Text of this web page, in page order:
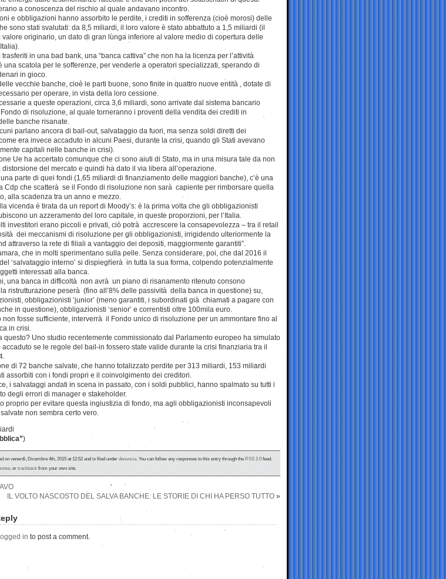
a conoscenza del rischio al quale andavano incontro.
e obbligazioni hanno assorbito le perdite, i crediti in sofferenza (cioè morosi) delle
sono stati svalutati: da 8,5 miliardi, il loro valore è stato abbattuto a 1,5 miliardi (il
valore originario, un dato di gran lunga inferiore al valore medio di copertura delle
in una bad bank, una “banca cattiva” che non ha la licenza per l’attività
una scatola per le sofferenze, per venderle a operatori specializzati, sperando di
in gioco.
vecchie banche, cioè le parti buone, sono finite in quattro nuove entità , dotate di
per operare, in vista della loro cessione.
a queste operazioni, circa 3,6 miliardi, sono arrivate dal sistema bancario
di risoluzione, al quale torneranno i proventi della vendita dei crediti in
banche risanate.
parlano ancora di bail-out, salvataggio da fuori, ma senza soldi diretti dei
era invece accaduto in alcuni Paesi, durante la crisi, quando gli Stati avevano
capitali nelle banche in crisi).
Ue ha accertato comunque che ci sono aiuti di Stato, ma in una misura tale da non
del mercato e quindi ha dato il via libera all’operazione.
parte di quei fondi (1,65 miliardi di finanziamento delle maggiori banche), c’è una
Cdp che scatterà se il Fondo di risoluzione non sarà capiente per rimborsare quella
alla scadenza tra un anno e mezzo.
vicenda è tirata da un report di Moody’s: è la prima volta che gli obbligazionisti
un azzeramento del loro capitale, in queste proporzioni, per l’Italia.
investitori erano piccoli e privati, ciò potrà accrescere la consapevolezza – tra il retail
dei meccanismi di risoluzione per gli obbligazionisti, irrigidendo ulteriormente la
attraverso la rete di filiali a vantaggio dei depositi, maggiormente garantiti”.
che in molti sperimentano sulla pelle. Senza considerare, poi, che dal 2016 il
‘salvataggio interno’ si dispiegherà in tutta la sua forma, colpendo potenzialmente
interessati alla banca.
una banca in difficoltà non avrà un piano di risanamento ritenuto consono
la ristrutturazione peserà (fino all’8% delle passività della banca in questione) su,
obbligazionisti ‘junior’ (meno garantiti, i subordinati già chiamati a pagare con
in questione), obbligazionisti ‘senior’ e correntisti oltre 100mila euro.
non fosse sufficiente, interverrà il Fondo unico di risoluzione per un ammontare fino al
in crisi.
questo? Uno studio recentemente commissionato dal Parlamento europeo ha simulato
se le regole del bail-in fossero state valide durante la crisi finanziaria tra il
di 72 banche salvate, che hanno totalizzato perdite per 313 miliardi, 153 miliardi
assorbiti con i fondi propri e il coinvolgimento dei creditori.
i salvataggi andati in scena in passato, con i soldi pubblici, hanno spalmato su tutti i
degli errori di manager e stakeholder.
proprio per evitare questa ingiustizia di fondo, ma agli obbligazionisti inconsapevoli
non sembra certo vero.
)
on venerdì, Dicembre 4th, 2015 at 12:52 and is filed underdenuncia. You can follow any responses to this entry through theRSS 2.0feed.
, ortrackbackfrom your own site.
IL VOLTO NASCOSTO DEL SALVA BANCHE: LE STORIE DI CHI HA PERSO TUTTO »
logged in to post a comment.